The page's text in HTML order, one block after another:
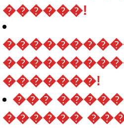
������!
�������!
���
������